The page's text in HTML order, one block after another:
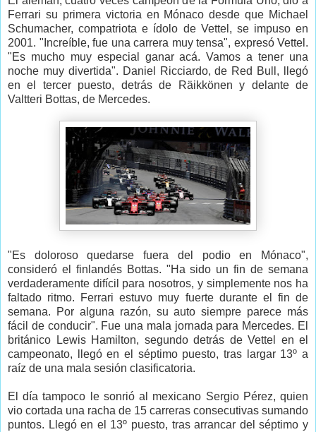
Ferrari su primera victoria en Mónaco desde que Michael
Schumacher, compatriota e ídolo de Vettel, se impuso en
2001. "Increíble, fue una carrera muy tensa", expresó Vettel.
"Es mucho muy especial ganar acá. Vamos a tener una
noche muy divertida". Daniel Ricciardo, de Red Bull, llegó
en el tercer puesto, detrás de Räikkönen y delante de
Valtteri Bottas, de Mercedes.
"Es doloroso quedarse fuera del podio en Mónaco",
consideró el finlandés Bottas. "Ha sido un fin de semana
verdaderamente difícil para nosotros, y simplemente nos ha
faltado ritmo. Ferrari estuvo muy fuerte durante el fin de
semana. Por alguna razón, su auto siempre parece más
fácil de conducir". Fue una mala jornada para Mercedes. El
británico Lewis Hamilton, segundo detrás de Vettel en el
campeonato, llegó en el séptimo puesto, tras largar 13º a
raíz de una mala sesión clasificatoria.
El día tampoco le sonrió al mexicano Sergio Pérez, quien
vio cortada una racha de 15 carreras consecutivas sumando
puntos. Llegó en el 13º puesto, tras arrancar del séptimo y